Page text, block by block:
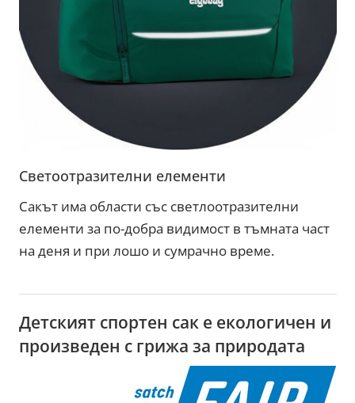
Светоотразителни елементи
Сакът има области със светлоотразителни
елементи за по-добра видимост в тъмната част
на деня и при лошо и сумрачно време.
Детският спортен сак е екологичен и
произведен с грижа за природата